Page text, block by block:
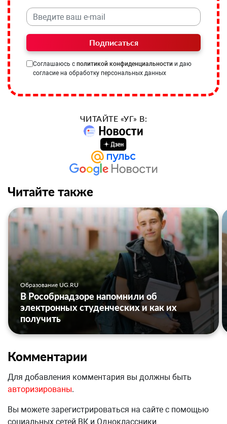
Подписаться
Соглашаюсь с политикой конфиденциальности и даю
согласие на обработку персональных данных
ЧИТАЙТЕ «УГ» В:
Читайте также
Образование UG.RU
В Рособрнадзоре напомнили об
электронных студенческих и как их
получить
Комментарии
Для добавления комментария вы должны быть
авторизированы.
Вы можете зарегистрироваться на сайте с помощью
социальных сетей ВК и Одноклассники